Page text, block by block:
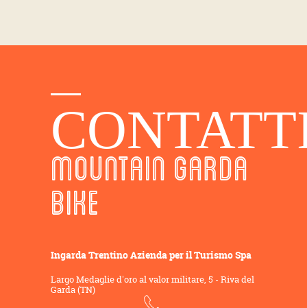
MOUNTAIN GARDA
BIKE
Ingarda Trentino Azienda per il Turismo Spa
Largo Medaglie d'oro al valor militare, 5 - Riva del
Garda (TN)